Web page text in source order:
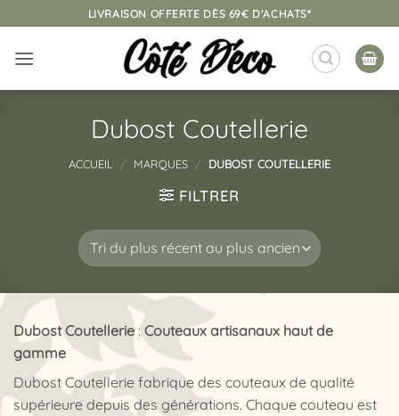
au
contenu
LIVRAISON OFFERTE DÈS 69€ D'ACHATS*
Dubost Coutellerie
ACCUEIL / MARQUES / DUBOST COUTELLERIE
FILTRER
Dubost Coutellerie : Couteaux artisanaux haut de
gamme
Dubost Coutellerie fabrique des couteaux de qualité
supérieure depuis des générations. Chaque couteau est